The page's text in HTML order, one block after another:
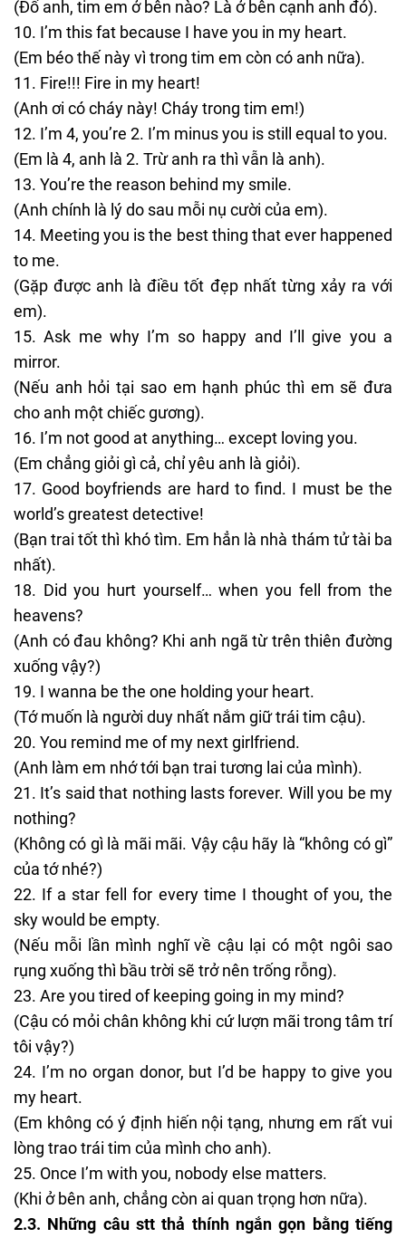
(Đố anh, tim em ở bên nào? Là ở bên cạnh anh đó).
I’m this fat because I have you in my heart.
(Em béo thế này vì trong tim em còn có anh nữa).
Fire!!! Fire in my heart!
(Anh ơi có cháy này! Cháy trong tim em!)
I’m 4, you’re 2. I’m minus you is still equal to you.
(Em là 4, anh là 2. Trừ anh ra thì vẫn là anh).
You’re the reason behind my smile.
(Anh chính là lý do sau mỗi nụ cười của em).
Meeting you is the best thing that ever happened
to me.
(Gặp được anh là điều tốt đẹp nhất từng xảy ra với
em).
Ask me why I’m so happy and I’ll give you a
mirror.
(Nếu anh hỏi tại sao em hạnh phúc thì em sẽ đưa
cho anh một chiếc gương).
I’m not good at anything… except loving you.
(Em chẳng giỏi gì cả, chỉ yêu anh là giỏi).
Good boyfriends are hard to find. I must be the
world’s greatest detective!
(Bạn trai tốt thì khó tìm. Em hẳn là nhà thám tử tài ba
nhất).
Did you hurt yourself… when you fell from the
heavens?
(Anh có đau không? Khi anh ngã từ trên thiên đường
xuống vậy?)
I wanna be the one holding your heart.
(Tớ muốn là người duy nhất nắm giữ trái tim cậu).
You remind me of my next girlfriend.
(Anh làm em nhớ tới bạn trai tương lai của mình).
It’s said that nothing lasts forever. Will you be my
nothing?
(Không có gì là mãi mãi. Vậy cậu hãy là “không có gì”
của tớ nhé?)
If a star fell for every time I thought of you, the
sky would be empty.
(Nếu mỗi lần mình nghĩ về cậu lại có một ngôi sao
rụng xuống thì bầu trời sẽ trở nên trống rỗng).
Are you tired of keeping going in my mind?
(Cậu có mỏi chân không khi cứ lượn mãi trong tâm trí
tôi vậy?)
I’m no organ donor, but I’d be happy to give you
my heart.
(Em không có ý định hiến nội tạng, nhưng em rất vui
lòng trao trái tim của mình cho anh).
Once I’m with you, nobody else matters.
(Khi ở bên anh, chẳng còn ai quan trọng hơn nữa).
2.3. Những câu stt thả thính ngắn gọn bằng tiếng